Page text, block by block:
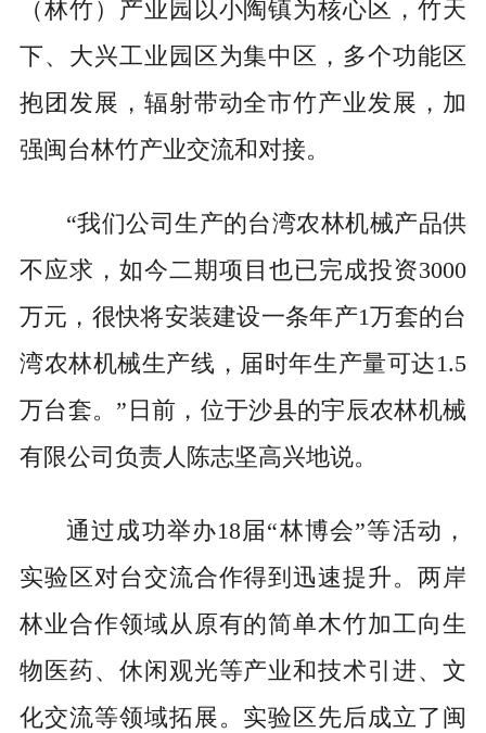
（林竹）产业园以小陶镇为核心区，竹天
下、大兴工业园区为集中区，多个功能区
抱团发展，辐射带动全市竹产业发展，加
强闽台林竹产业交流和对接。
“我们公司生产的台湾农林机械产品供
不应求，如今二期项目也已完成投资3000
万元，很快将安装建设一条年产1万套的台
湾农林机械生产线，届时年生产量可达1.5
万台套。”日前，位于沙县的宇辰农林机械
有限公司负责人陈志坚高兴地说。
通过成功举办18届“林博会”等活动，
实验区对台交流合作得到迅速提升。两岸
林业合作领域从原有的简单木竹加工向生
物医药、休闲观光等产业和技术引进、文
化交流等领域拓展。实验区先后成立了闽